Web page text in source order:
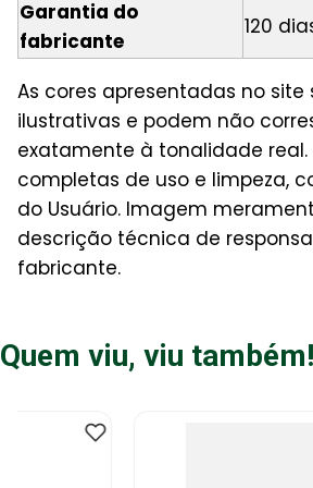
Garantia do
fabricante
120
As cores apresentadas no
ilustrativas e podem não
exatamente à tonalidade real.
completas de uso e limpeza,
do Usuário. Imagem
descrição técnica de
fabricante.
Quem viu, viu também!